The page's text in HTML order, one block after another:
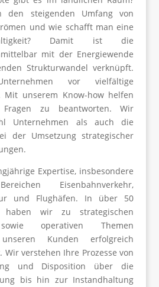
den steigenden Umfang von
und wie schafft man eine
Damit ist die
mit der Energiewende
Strukturwandel verknüpft.
vor vielfältige
Mit unserem Know-how helfen
zu beantworten. Wir
Unternehmen als auch die
der Umsetzung strategischer
Expertise, insbesondere
Eisenbahnverkehr,
und Flughäfen. In über 50
haben wir zu strategischen
sowie operativen Themen
Kunden erfolgreich
Wir verstehen Ihre Prozesse von
und Disposition über die
bis hin zur Instandhaltung